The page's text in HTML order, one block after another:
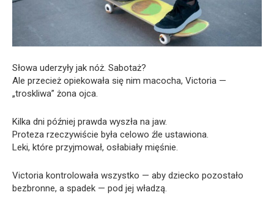
Słowa uderzyły jak nóż. Sabotaż?
Ale przecież opiekowała się nim macocha, Victoria —
„troskliwa” żona ojca.
Kilka dni później prawda wyszła na jaw.
Proteza rzeczywiście była celowo źle ustawiona.
Leki, które przyjmował, osłabiały mięśnie.
Victoria kontrolowała wszystko — aby dziecko pozostało
bezbronne, a spadek — pod jej władzą.